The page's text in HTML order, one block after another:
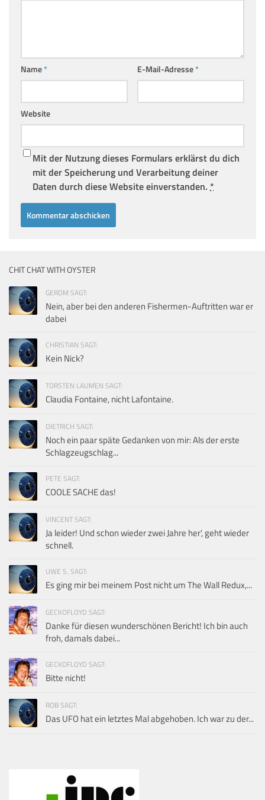
Name* E-Mail-Adresse*
Website
Mit der Nutzung dieses Formulars erklärst du dich
mit der Speicherung und Verarbeitung deiner
Daten durch diese Website einverstanden. *
CHIT CHAT WITH OYSTER
GERDM SAGT:
Nein, aber bei den anderen Fishermen-Auftritten war er
dabei
CHRISTIAN SAGT:
Kein Nick?
TORSTEN LAUMEN SAGT:
Claudia Fontaine, nicht Lafontaine.
DIETRICH SAGT:
Noch ein paar späte Gedanken von mir: Als der erste
Schlagzeugschlag...
PETE SAGT:
COOLE SACHE das!
VINCENT SAGT:
Ja leider! Und schon wieder zwei Jahre her', geht wieder
schnell.
UWE S. SAGT:
Es ging mir bei meinem Post nicht um The Wall Redux,...
GECKOFLOYD SAGT:
Danke für diesen wunderschönen Bericht! Ich bin auch
froh, damals dabei...
GECKOFLOYD SAGT:
Bitte nicht!
ROB SAGT:
Das UFO hat ein letztes Mal abgehoben. Ich war zu der...